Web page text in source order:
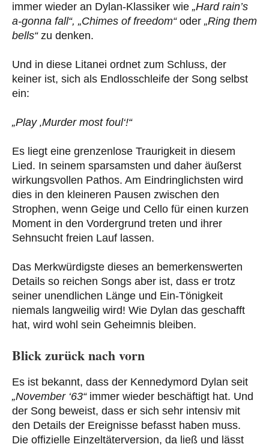
immer wieder an Dylan-Klassiker wie „Hard rain’s
a-gonna fall“, „Chimes of freedom“oder „Ring them
bells“zu denken.
Und in diese Litanei ordnet zum Schluss, der
keiner ist, sich als Endlosschleife der Song selbst
ein:
„Play ‚Murder most foul‘!“
Es liegt eine grenzenlose Traurigkeit in diesem
Lied. In seinem sparsamsten und daher äußerst
wirkungsvollen Pathos. Am Eindringlichsten wird
dies in den kleineren Pausen zwischen den
Strophen, wenn Geige und Cello für einen kurzen
Moment in den Vordergrund treten und ihrer
Sehnsucht freien Lauf lassen.
Das Merkwürdigste dieses an bemerkenswerten
Details so reichen Songs aber ist, dass er trotz
seiner unendlichen Länge und Ein-Tönigkeit
niemals langweilig wird! Wie Dylan das geschafft
hat, wird wohl sein Geheimnis bleiben.
Blick zurück nach vorn
Es ist bekannt, dass der Kennedymord Dylan seit
„November ‘63“immer wieder beschäftigt hat. Und
der Song beweist, dass er sich sehr intensiv mit
den Details der Ereignisse befasst haben muss.
Die offizielle Einzeltäterversion, da ließ und lässt